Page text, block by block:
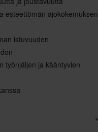
esteettömän ajokokemuksen
istuvuuden
työnjäljen ja kääntyvien